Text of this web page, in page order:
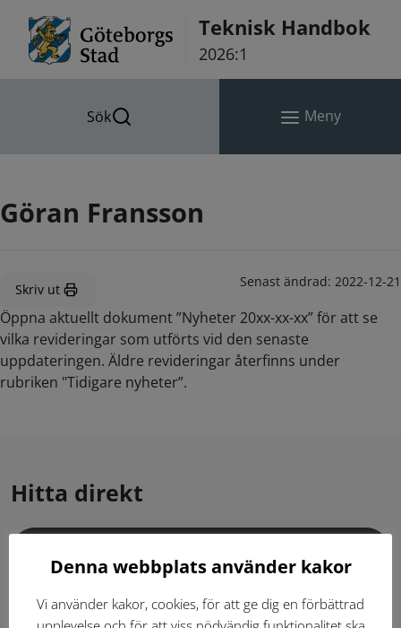
Teknisk Handbok
2026:1
Sök Meny
Göran Fransson
Skriv ut Senast ändrad: 2022-12-21
Öppna aktuellt dokument ”Nyheter 20xx-xx-xx” för att se
vilka revideringar som utförts vid den senaste
uppdateringen. Äldre revideringar återfinns under
rubriken "Tidigare nyheter”.
Hitta direkt
Dokumentbibliotek Kontaktlista
Denna webbplats använder kakor
Vi använder kakor, cookies, för att ge dig en förbättrad